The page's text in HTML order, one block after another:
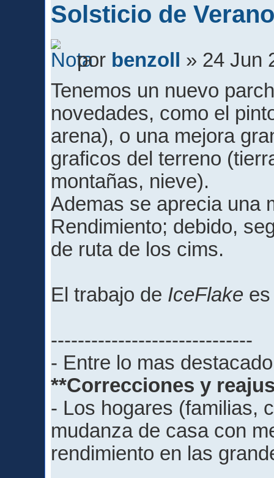
Solsticio de
por benzoll
» 24 Jun
Tenemos un nuevo
novedades, como el
arena), o una mejora
graficos del terreno
montañas, nieve).
Ademas se aprecia una
Rendimiento; debido,
de ruta de los cims.
El trabajo de IceFlake
------------------------------
- Entre lo mas
**Correcciones y
- Los hogares (familias,
mudanza de casa con
rendimiento en las